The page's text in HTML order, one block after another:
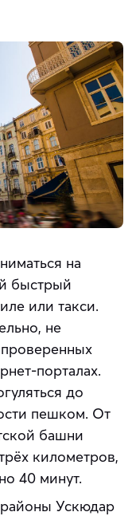
на
быстрый
или такси.
не
порталах.
до
пешком. От
башни
километров,
40 минут.
Ускюдар